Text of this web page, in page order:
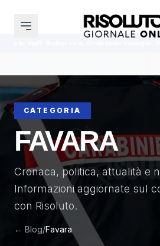
CATEGORIA
FAVARA
Cronaca, politica, attualità e
Informazioni aggiornate sul
con Risoluto.
← Blog/Favara